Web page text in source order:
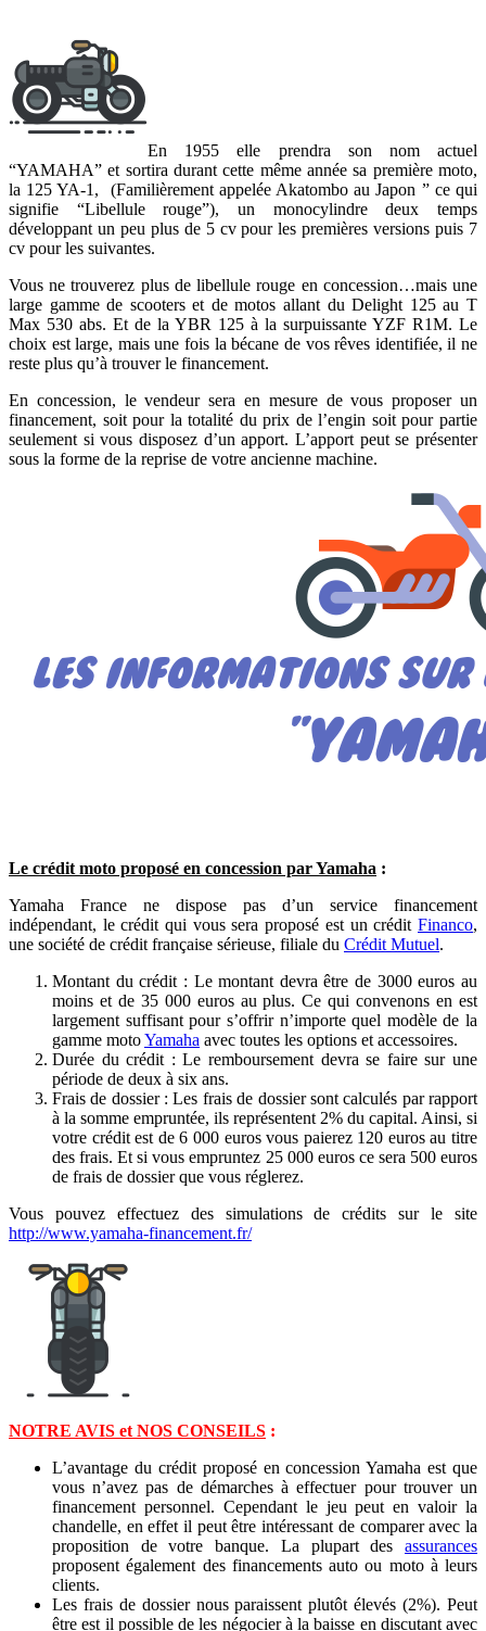
En 1955 elle prendra son nom actuel
“YAMAHA” et sortira durant cette même année sa première moto,
la 125 YA-1, (Familièrement appelée Akatombo au Japon ” ce qui
signifie “Libellule rouge”), un monocylindre deux temps
développant un peu plus de 5 cv pour les premières versions puis 7
cv pour les suivantes.
Vous ne trouverez plus de libellule rouge en concession…mais une
large gamme de scooters et de motos allant du Delight 125 au T
Max 530 abs. Et de la YBR 125 à la surpuissante YZF R1M. Le
choix est large, mais une fois la bécane de vos rêves identifiée, il ne
reste plus qu’à trouver le financement.
En concession, le vendeur sera en mesure de vous proposer un
financement, soit pour la totalité du prix de l’engin soit pour partie
seulement si vous disposez d’un apport. L’apport peut se présenter
sous la forme de la reprise de votre ancienne machine.
Le crédit moto proposé en concession par Yamaha :
Yamaha France ne dispose pas d’un service financement
indépendant, le crédit qui vous sera proposé est un crédit Financo,
une société de crédit française sérieuse, filiale du Crédit Mutuel.
Montant du crédit : Le montant devra être de 3000 euros au
moins et de 35 000 euros au plus. Ce qui convenons en est
largement suffisant pour s’offrir n’importe quel modèle de la
gamme motoYamaha avec toutes les options et accessoires.
Durée du crédit : Le remboursement devra se faire sur une
période de deux à six ans.
Frais de dossier : Les frais de dossier sont calculés par rapport
à la somme empruntée, ils représentent 2% du capital. Ainsi, si
votre crédit est de 6 000 euros vous paierez 120 euros au titre
des frais. Et si vous empruntez 25 000 euros ce sera 500 euros
de frais de dossier que vous réglerez.
Vous pouvez effectuez des simulations de crédits sur le site
http://www.yamaha-financement.fr/
NOTRE AVIS et NOS CONSEILS :
L’avantage du crédit proposé en concession Yamaha est que
vous n’avez pas de démarches à effectuer pour trouver un
financement personnel. Cependant le jeu peut en valoir la
chandelle, en effet il peut être intéressant de comparer avec la
proposition de votre banque. La plupart des assurances
proposent également des financements auto ou moto à leurs
clients.
Les frais de dossier nous paraissent plutôt élevés (2%). Peut
être est il possible de les négocier à la baisse en discutant avec